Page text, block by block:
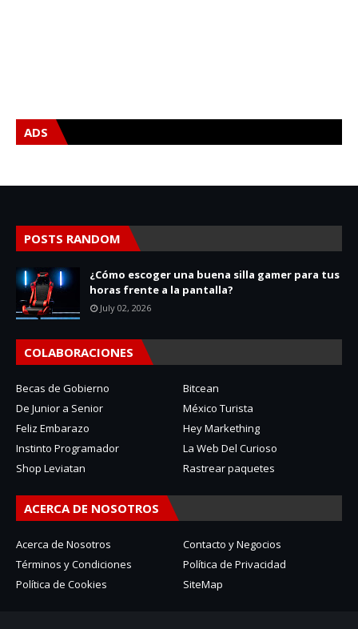
ADS
POSTS RANDOM
¿Cómo escoger una buena silla gamer para tus
horas frente a la pantalla?
July 02, 2026
COLABORACIONES
Becas de Gobierno
Bitcean
De Junior a Senior
México Turista
Feliz Embarazo
Hey Markething
Instinto Programador
La Web Del Curioso
Shop Leviatan
Rastrear paquetes
ACERCA DE NOSOTROS
Acerca de Nosotros
Contacto y Negocios
Términos y Condiciones
Política de Privacidad
Política de Cookies
SiteMap